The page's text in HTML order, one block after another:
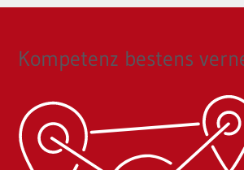
Kompetenz bestens